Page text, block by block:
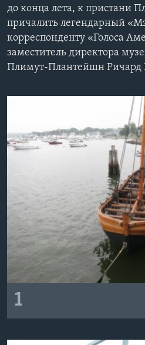
поискДИСКУССИЯ VOA
ДЕТАЛИ
НЬЮ-ЙОРК NEW YORK
АМЕРИКА. БОЛЬШОЕ
АРТЕФАКТЫ
АМЕРИКАНСКИЕ ГОРОДКИ
ТЕСТЫ
ЗА СВОБОДУ ПРЕССЫ
УЧИМ АНГЛИЙСКИЙ
ВИДЕО
ПОДПИСКА НА НОВОСТИ
СОЦИАЛЬНЫЕ СЕТИ
до конца лета, к пристани
причалить легендарный
корреспонденту «Голоса
заместитель директора
Плимут-Плантейшн Ричард
1